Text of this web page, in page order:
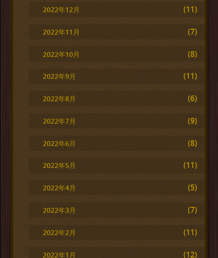
2022年12月 (11)
2022年11月 (7)
2022年10月 (8)
2022年9月 (11)
2022年8月 (6)
2022年7月 (9)
2022年6月 (8)
2022年5月 (11)
2022年4月 (5)
2022年3月 (7)
2022年2月 (11)
2022年1月 (12)